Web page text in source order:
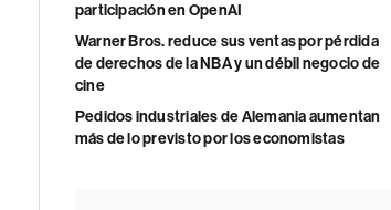
participación en OpenAI
Warner Bros. reduce sus ventas por pérdida
de derechos de la NBA y un débil negocio de
cine
Pedidos industriales de Alemania aumentan
más de lo previsto por los economistas